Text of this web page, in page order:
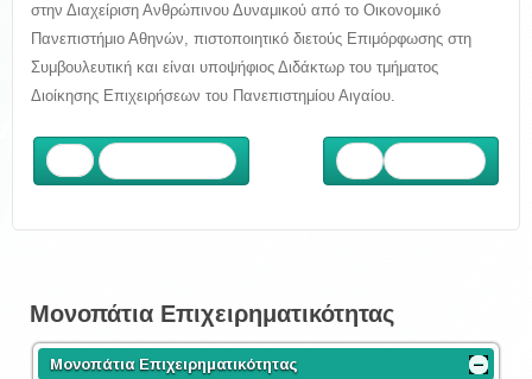
στην Διαχείριση Ανθρώπινου Δυναμικού από το Οικονομικό
Πανεπιστήμιο Αθηνών, πιστοποιητικό διετούς Επιμόρφωσης στη
Συμβουλευτική και είναι υποψήφιος Διδάκτωρ του τμήματος
Διοίκησης Επιχειρήσεων του Πανεπιστημίου Αιγαίου.
Μονοπάτια Επιχειρηματικότητας
Μονοπάτια Επιχειρηματικότητας